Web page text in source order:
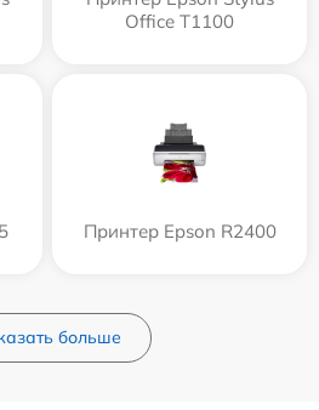
Office T1100
Принтер Epson R2400
больше